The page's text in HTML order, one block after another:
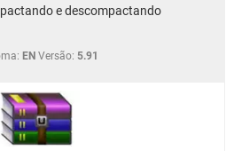
e descompactando
EN Versão: 5.91